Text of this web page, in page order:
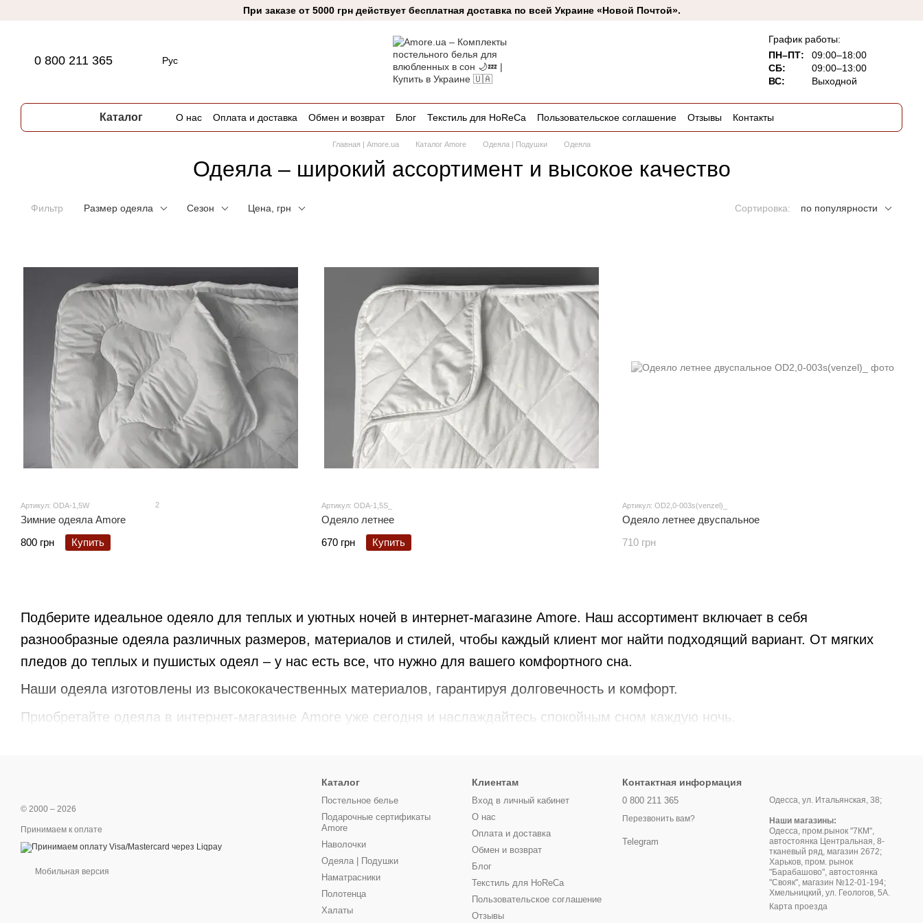
При заказе от 5000 грн действует бесплатная доставка по всей Украине «Новой Почтой».
0 800 211 365 Рус
График работы:
ПН–ПТ:
09:00–18:00
СБ:
09:00–13:00
ВС:
Выходной
Каталог О нас Оплата и доставка Обмен и возврат Блог Текстиль для HoReCa Пользовательское соглашение Отзывы Контакты
Главная | Amore.ua Каталог Amore Одеяла | Подушки Одеяла
Одеяла – широкий ассортимент и высокое качество
Фильтр Размер одеяла Сезон Цена, грн Сортировка: по популярности
Подберите идеальное одеяло для теплых и уютных ночей в интернет-магазине Amore. Наш ассортимент включает в себя
разнообразные одеяла различных размеров, материалов и стилей, чтобы каждый клиент мог найти подходящий вариант. От мягких
пледов до теплых и пушистых одеял – у нас есть все, что нужно для вашего комфортного сна.
Наши одеяла изготовлены из высококачественных материалов, гарантируя долговечность и комфорт.
Приобретайте одеяла в интернет-магазине Amore уже сегодня и наслаждайтесь спокойным сном каждую ночь.
Артикул: ODA-1,5W 2
Зимние одеяла Amore
800 грн
Купить
Артикул: ODA-1,5S_
Одеяло летнее
670 грн
Купить
Артикул: OD2,0-003s(venzel)_
Одеяло летнее двуспальное
710 грн
© 2000 – 2026
Принимаем к оплате
Мобильная версия
Каталог
Постельное белье
Подарочные сертификаты
Amore
Наволочки
Одеяла | Подушки
Наматрасники
Полотенца
Халаты
Клиентам
Вход в личный кабинет
О нас
Оплата и доставка
Обмен и возврат
Блог
Текстиль для HoReCa
Пользовательское соглашение
Отзывы
Контактная информация
0 800 211 365
Перезвонить вам?
Telegram
Одесса, ул. Итальянская, 38;
Наши магазины:
Одесса, пром.рынок "7КМ",
автостоянка Центральная, 8-
тканевый ряд, магазин 2672;
Харьков, пром. рынок
"Барабашово", автостоянка
"Свояк", магазин №12-01-194;
Хмельницкий, ул. Геологов, 5А.
Карта проезда